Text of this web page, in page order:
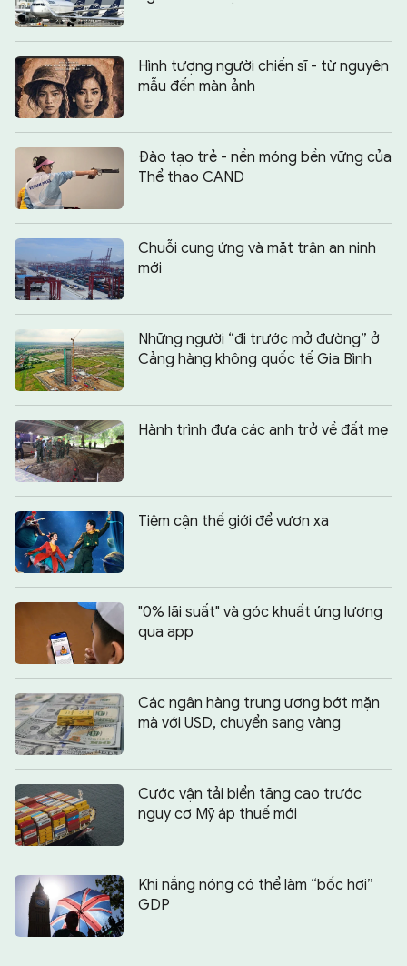
Hình tượng người chiến sĩ - từ nguyên
mẫu đến màn ảnh
Đào tạo trẻ - nền móng bền vững của
Thể thao CAND
Chuỗi cung ứng và mặt trận an ninh
mới
Những người “đi trước mở đường” ở
Cảng hàng không quốc tế Gia Bình
Hành trình đưa các anh trở về đất mẹ
Tiệm cận thế giới để vươn xa
"0% lãi suất" và góc khuất ứng lương
qua app
Các ngân hàng trung ương bớt mặn
mà với USD, chuyển sang vàng
Cước vận tải biển tăng cao trước
nguy cơ Mỹ áp thuế mới
Khi nắng nóng có thể làm “bốc hơi”
GDP